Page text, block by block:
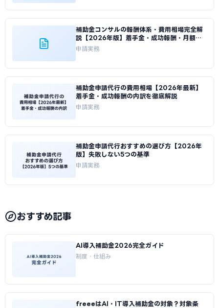
補助金コンサルの報酬体系・費用相場完全解
説【2026年版】着手金・成功報酬・月額顧
問の比較
申請実務
補助金申請代行の費用相場【2026年最新】
着手金・成功報酬の内訳を徹底解説
申請実務
補助金申請代行おすすめの選び方【2026年
版】失敗しない5つの基準
申請実務
おすすめ記事
AI導入補助金2026完全ガイド
制度・仕組み
freeeはAI・IT導入補助金の対象？対象条